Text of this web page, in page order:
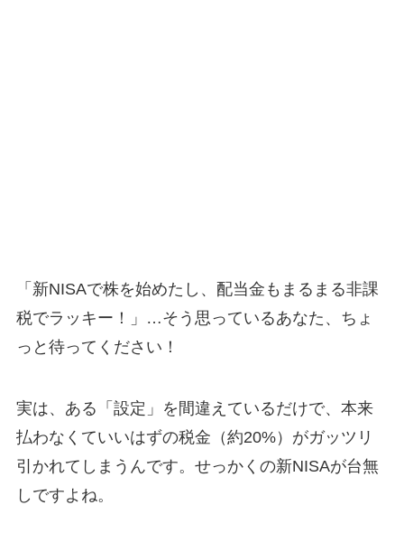
「新NISAで株を始めたし、配当金もまるまる非課
税でラッキー！」…そう思っているあなた、ちょ
っと待ってください！
実は、ある「設定」を間違えているだけで、本来
払わなくていいはずの税金（約20%）がガッツリ
引かれてしまうんです。せっかくの新NISAが台無
しですよね。